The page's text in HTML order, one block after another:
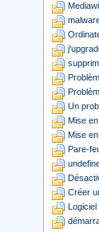
Un
Mise
Mise en
Pare-
Créer
Logiciel